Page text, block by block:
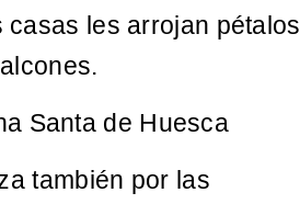
les arrojan pétalos
Santa de Huesca
también por las